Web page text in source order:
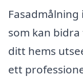
som kan
ditt hems
ett